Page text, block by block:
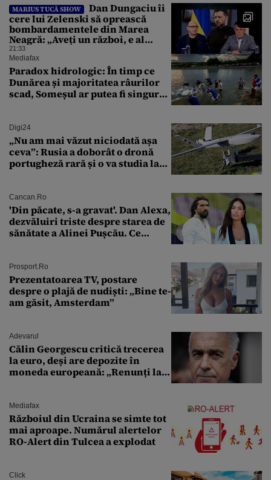
MARIUS TUCĂ SHOW
Dan Dungaciu îi
cere lui Zelenski să oprească
bombardamentele din Marea
Neagră: „Aveți un război, e al
vostru, dar lăsați restul să
circule”
21:33
Mediafax
Paradox hidrologic: În timp ce
Dunărea și majoritatea râurilor
scad, Someșul ar putea fi singurul
Digi24
„Nu am mai văzut niciodată așa
ceva”: Rusia a doborât o dronă
portugheză rară și o va studia la
Cancan.ro
'Din păcate, s-a gravat'. Dan Alexa,
dezvăluiri triste despre starea de
sănătate a Alinei Pușcău. Ce
Prosport.ro
Prezentatoarea TV, postare
despre o plajă de nudiști: „Bine te-
am găsit, Amsterdam”
Adevarul
Călin Georgescu critică trecerea
la euro, deși are depozite în
moneda europeană: „Renunți la
Mediafax
Războiul din Ucraina se simte tot
mai aproape. Numărul alertelor
RO-Alert din Tulcea a explodat
Click